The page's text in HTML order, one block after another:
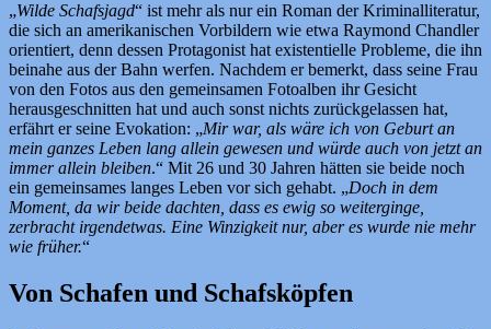
„Wilde Schafsjagd“ ist mehr als nur ein Roman der Kriminalliteratur,
die sich an amerikanischen Vorbildern wie etwa Raymond Chandler
orientiert, denn dessen Protagonist hat existentielle Probleme, die ihn
beinahe aus der Bahn werfen. Nachdem er bemerkt, dass seine Frau
von den Fotos aus den gemeinsamen Fotoalben ihr Gesicht
herausgeschnitten hat und auch sonst nichts zurückgelassen hat,
erfährt er seine Evokation: „Mir war, als wäre ich von Geburt an
mein ganzes Leben lang allein gewesen und würde auch von jetzt an
immer allein bleiben.“ Mit 26 und 30 Jahren hätten sie beide noch
ein gemeinsames langes Leben vor sich gehabt. „Doch in dem
Moment, da wir beide dachten, dass es ewig so weiterginge,
zerbracht irgendetwas. Eine Winzigkeit nur, aber es wurde nie mehr
wie früher.“
Von Schafen und Schafsköpfen